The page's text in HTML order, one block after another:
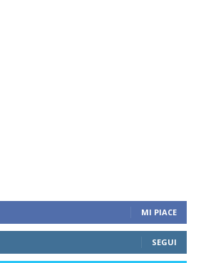
MI PIACE
SEGUI